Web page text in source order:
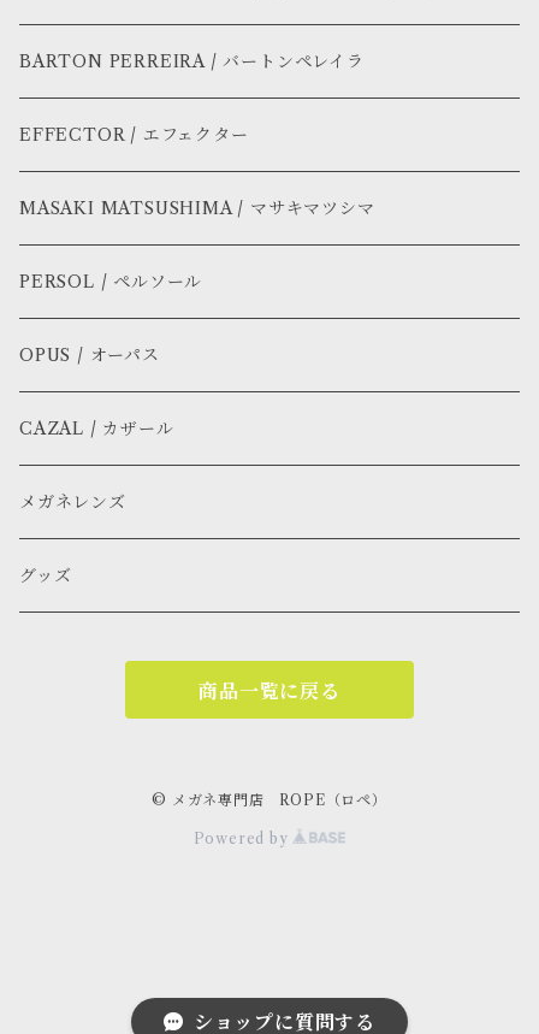
ショップに質問する
BARTON PERREIRA / バートンペレイラ
EFFECTOR / エフェクター
MASAKI MATSUSHIMA / マサキマツシマ
PERSOL / ペルソール
OPUS / オーパス
CAZAL / カザール
メガネレンズ
グッズ
商品一覧に戻る
© メガネ専門店 ROPE（ロペ）
Powered by